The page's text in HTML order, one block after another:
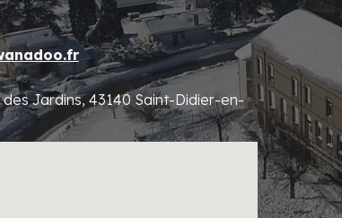
Jardins, 43140 Saint-Didier-en-